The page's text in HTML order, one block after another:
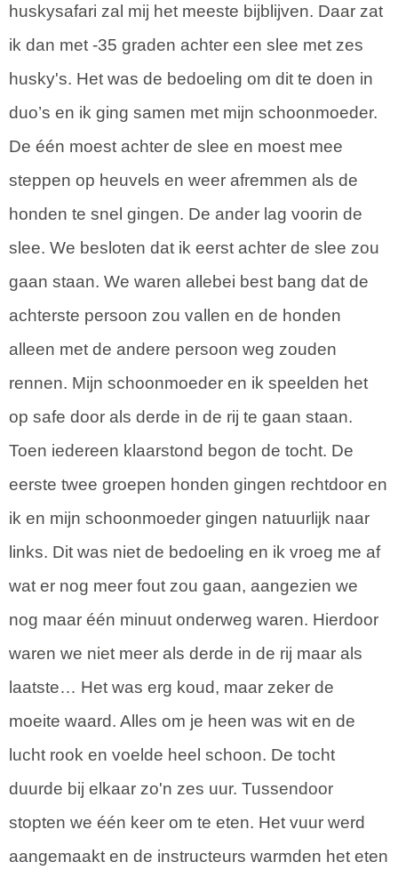
huskysafari zal mij het meeste bijblijven. Daar zat
ik dan met -35 graden achter een slee met zes
husky's. Het was de bedoeling om dit te doen in
duo’s en ik ging samen met mijn schoonmoeder.
De één moest achter de slee en moest mee
steppen op heuvels en weer afremmen als de
honden te snel gingen. De ander lag voorin de
slee. We besloten dat ik eerst achter de slee zou
gaan staan. We waren allebei best bang dat de
achterste persoon zou vallen en de honden
alleen met de andere persoon weg zouden
rennen. Mijn schoonmoeder en ik speelden het
op safe door als derde in de rij te gaan staan.
Toen iedereen klaarstond begon de tocht. De
eerste twee groepen honden gingen rechtdoor en
ik en mijn schoonmoeder gingen natuurlijk naar
links. Dit was niet de bedoeling en ik vroeg me af
wat er nog meer fout zou gaan, aangezien we
nog maar één minuut onderweg waren. Hierdoor
waren we niet meer als derde in de rij maar als
laatste… Het was erg koud, maar zeker de
moeite waard. Alles om je heen was wit en de
lucht rook en voelde heel schoon. De tocht
duurde bij elkaar zo'n zes uur. Tussendoor
stopten we één keer om te eten. Het vuur werd
aangemaakt en de instructeurs warmden het eten